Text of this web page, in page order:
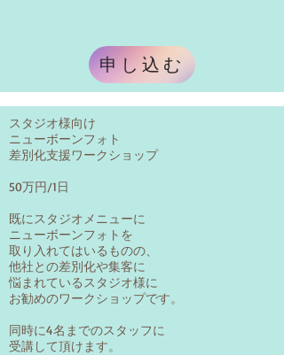
申し込む
スタジオ様向け
ニューボーンフォト
差別化支援ワークショップ
50万円/1日
既にスタジオメニューに
ニューボーンフォトを
取り入れてはいるものの、
他社との差別化や集客に
悩まれているスタジオ様に
お勧めのワークショップです。
同時に4名までのスタッフに
受講して頂けます。